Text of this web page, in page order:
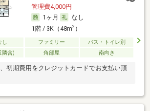
管理費4,000円
1ヶ月
なし
1階 / 3K（48m2）
し ファミリー
バス・トイレ別
隣含)
角部屋 南向き
初期費用をクレジットカードでお支払い頂